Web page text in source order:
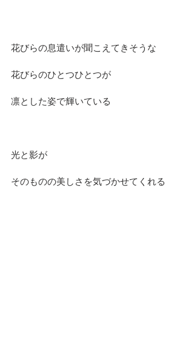
花びらの息遣いが聞こえてきそうな
花びらのひとつひとつが
凛とした姿で輝いている
光と影が
そのものの美しさを気づかせてくれる